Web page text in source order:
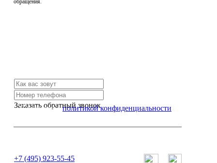
обращения.
Заказать обратный звонок
Я согласен сполитикой конфиденциальности
+7 (495) 923-55-45